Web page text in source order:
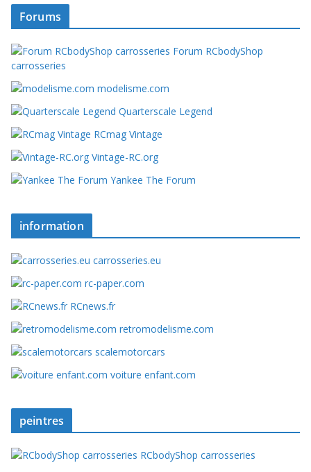
Forums
Forum RCbodyShop
carrosseries
modelisme.com
Quarterscale Legend
RCmag Vintage
Vintage-RC.org
Yankee The Forum
information
carrosseries.eu
rc-paper.com
RCnews.fr
retromodelisme.com
scalemotorcars
voiture enfant.com
peintres
RCbodyShop carrosseries